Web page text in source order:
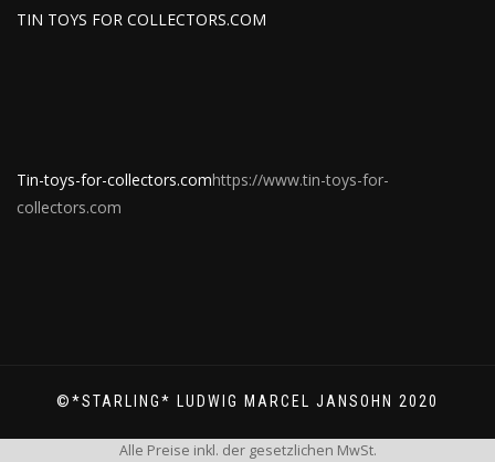
TIN TOYS FOR COLLECTORS.COM
Tin-toys-for-collectors.comhttps://www.tin-toys-for-
collectors.com
©*STARLING* LUDWIG MARCEL JANSOHN 2020
Alle Preise inkl. der gesetzlichen MwSt.